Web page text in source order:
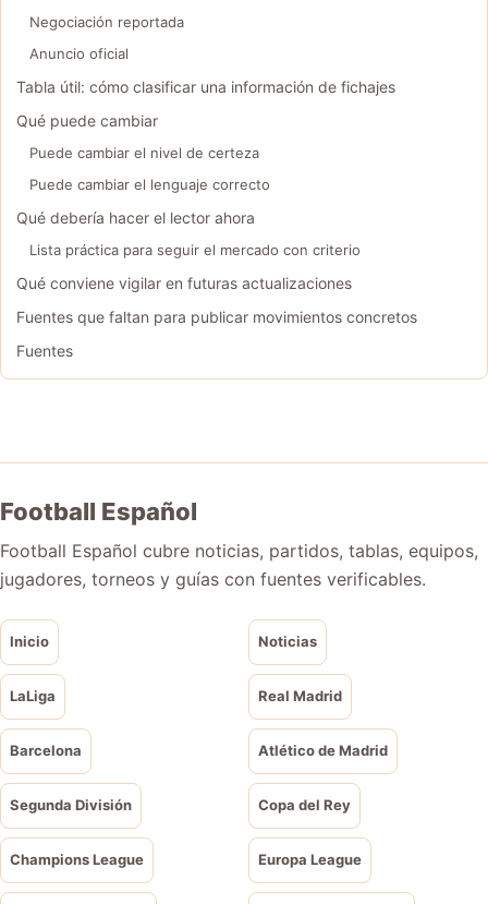
Negociación reportada
Anuncio oficial
Tabla útil: cómo clasificar una información de fichajes
Qué puede cambiar
Puede cambiar el nivel de certeza
Puede cambiar el lenguaje correcto
Qué debería hacer el lector ahora
Lista práctica para seguir el mercado con criterio
Qué conviene vigilar en futuras actualizaciones
Fuentes que faltan para publicar movimientos concretos
Fuentes
Football Español
Football Español cubre noticias, partidos, tablas, equipos,
jugadores, torneos y guías con fuentes verificables.
Inicio Noticias
LaLiga Real Madrid
Barcelona Atlético de Madrid
Segunda División Copa del Rey
Champions League Europa League